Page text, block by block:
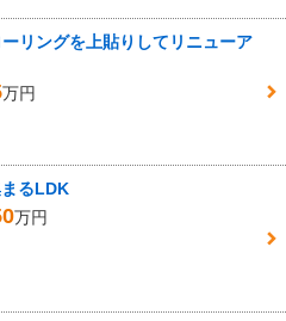
リングを上貼りしてリニューア
万円
るLDK
万円